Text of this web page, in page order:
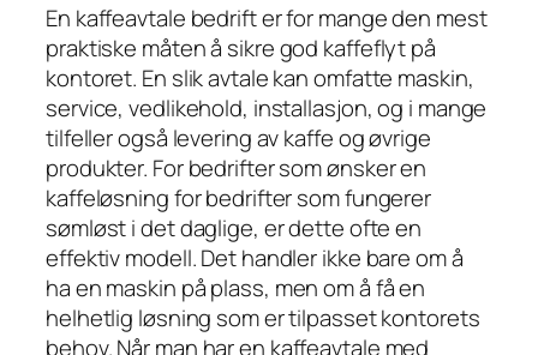
En kaffeavtale bedrift er for mange den mest
praktiske måten å sikre god kaffeflyt på
kontoret. En slik avtale kan omfatte maskin,
service, vedlikehold, installasjon, og i mange
tilfeller også levering av kaffe og øvrige
produkter. For bedrifter som ønsker en
kaffeløsning for bedrifter som fungerer
sømløst i det daglige, er dette ofte en
effektiv modell. Det handler ikke bare om å
ha en maskin på plass, men om å få en
helhetlig løsning som er tilpasset kontorets
behov. Når man har en kaffeavtale med